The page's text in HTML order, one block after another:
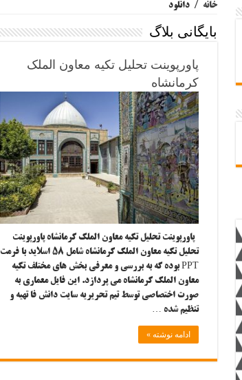
خانه / دانلود
بایگانی بلاگ
پاورپوینت تحلیل تکیه معاون الملک
کرمانشاه
پاورپوینت تحلیل تکیه معاون الملک کرمانشاه پاورپوینت
تحلیل تکیه معاون الملک کرمانشاه شامل ۵۸ اسلاید با فرمت
PPT بوده که به بررسی و معرفی بخش های مختلف تکیه
معاون الملک کرمانشاه می پردازد. این فایل معماری به
صورت اختصاصی توسط تیم تحریریه سایت دانش فا تهیه و
تنظیم شده …
ادامه نوشته »